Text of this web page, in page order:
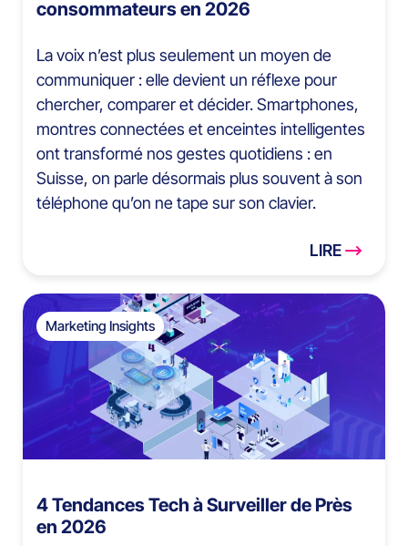
consommateurs en 2026
La voix n’est plus seulement un moyen de
communiquer : elle devient un réflexe pour
chercher, comparer et décider. Smartphones,
montres connectées et enceintes intelligentes
ont transformé nos gestes quotidiens : en
Suisse, on parle désormais plus souvent à son
téléphone qu’on ne tape sur son clavier.
LIRE
Marketing Insights
4 Tendances Tech à Surveiller de Près
en 2026